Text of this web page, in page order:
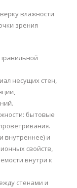
влажности
зрения
несущих стен,
бытовые
внутреннее) и
свойств,
внутри к
стенами и